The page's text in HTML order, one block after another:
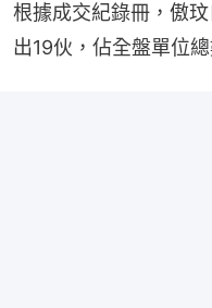
根據成交紀錄冊，傲
出19伙，佔全盤單位總